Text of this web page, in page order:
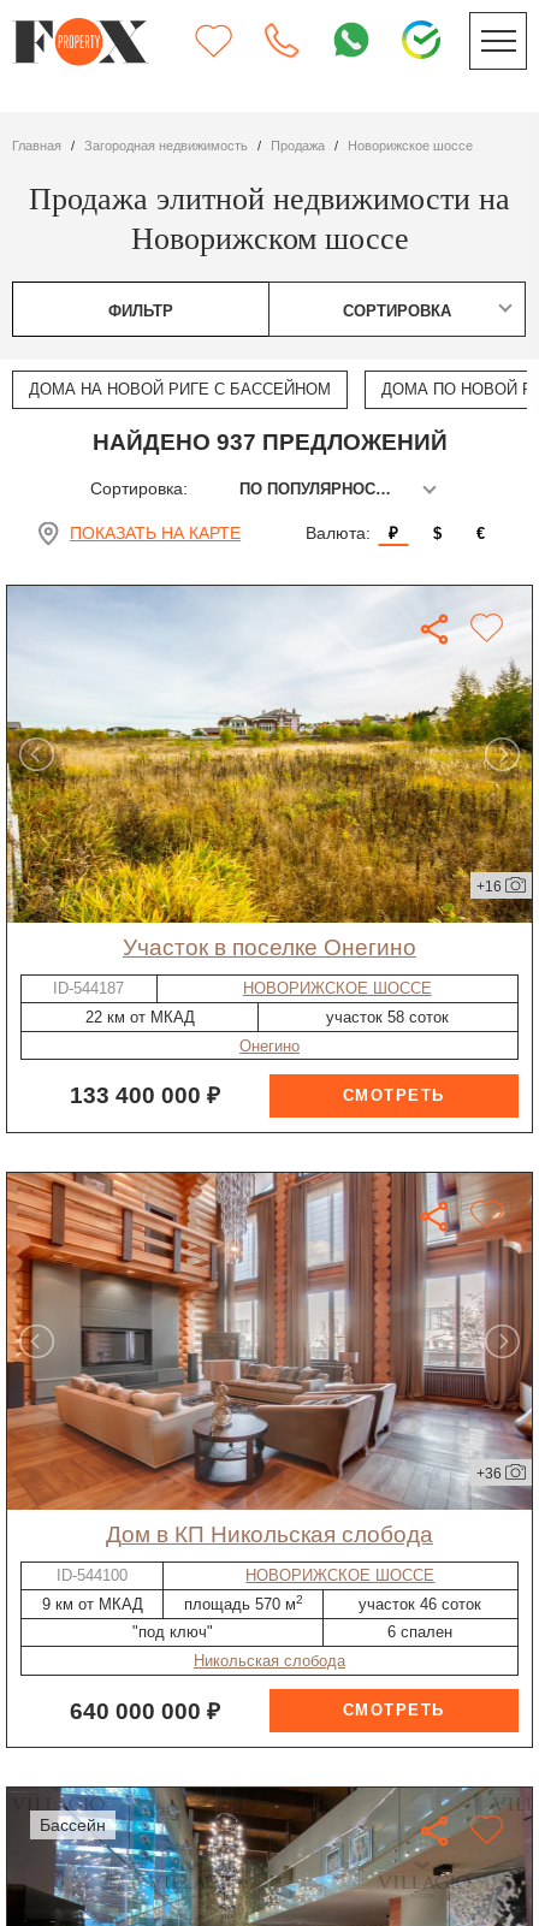
Главная Загородная недвижимость Продажа Новорижское шоссе
Продажа элитной недвижимости на
Новорижском шоссе
ФИЛЬТР СОРТИРОВКА
ДОМА НА НОВОЙ РИГЕ С БАССЕЙНОМ ДОМА ПО НОВОЙ
НАЙДЕНО 937 ПРЕДЛОЖЕНИЙ
Сортировка: ПО ПОПУЛЯРНОСТИ
ПОКАЗАТЬ НА КАРТЕ Валюта: ₽ $ €
+16
участок в поселке Онегино
ID-544187
НОВОРИЖСКОЕ ШОССЕ
22 км от МКАД
участок 58 соток
Онегино
133 400 000 ₽
+36
дом в КП Никольская слобода
ID-544100
НОВОРИЖСКОЕ ШОССЕ
9 км от МКАД
площадь 570 м2
участок 46 соток
"под ключ"
6 спален
Никольская слобода
640 000 000 ₽
бассейн